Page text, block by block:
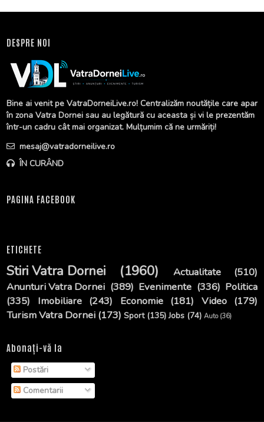
DESPRE NOI
Bine ai venit pe VatraDorneiLive.ro! Centralizăm noutățile care apar
în zona Vatra Dornei sau au legătură cu aceasta și vi le prezentăm
într-un cadru cât mai organizat. Mulțumim că ne urmăriți!
mesaj@vatradorneilive.ro
ÎN CURÂND
PAGINA FACEBOOK
ETICHETE
Stiri Vatra Dornei (1960) Actualitate
(510)
Anunturi Vatra Dornei (389) Evenimente (336) Politica
(335)
Imobiliare (243) Economie (181) Video (179)
Turism Vatra Dornei (173) Sport (135) Jobs (74) Auto (36)
Abonați-vă la
Postări
Comentarii